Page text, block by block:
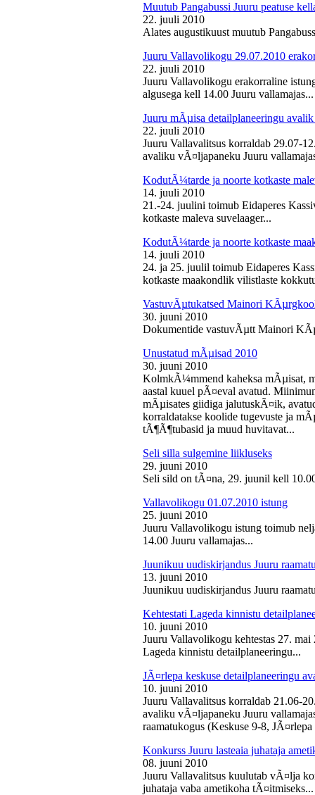
Muutub Pangabussi Juuru peatuse
22. juuli 2010
Alates augustikuust muutub
Juuru Vallavolikogu 29.07.2010
22. juuli 2010
Juuru Vallavolikogu erakorraline
algusega kell 14.00 Juuru vallamajas...
Juuru mÃµisa detailplaneeringu
22. juuli 2010
Juuru Vallavalitsus korraldab 29.07-
avaliku vÃ¤ljapaneku Juuru
KodutÃ¼tarde ja noorte kotkaste
14. juuli 2010
21.-24. juulini toimub Eidaperes
kotkaste maleva suvelaager...
KodutÃ¼tarde ja noorte kotkaste
14. juuli 2010
24. ja 25. juulil toimub Eidaperes
kotkaste maakondlik vilistlaste
VastuvÃµtukatsed Mainori
30. juuni 2010
Dokumentide vastuvÃµtt Mainori
Unustatud mÃµisad 2010
30. juuni 2010
KolmkÃ¼mmend kaheksa mÃµisat,
aastal kuuel pÃ¤eval avatud.
mÃµisates giidiga jalutuskÃ¤ik,
korraldatakse koolide tugevuste ja
tÃ¶Ã¶tubasid ja muud huvitavat...
Seli silla sulgemine liikluseks
29. juuni 2010
Seli sild on tÃ¤na, 29. juunil kell
Vallavolikogu 01.07.2010 istung
25. juuni 2010
Juuru Vallavolikogu istung toimub
14.00 Juuru vallamajas...
Juunikuu uudiskirjandus Juuru
13. juuni 2010
Juunikuu uudiskirjandus Juuru
Kehtestati Lageda kinnistu
10. juuni 2010
Juuru Vallavolikogu kehtestas 27.
Lageda kinnistu detailplaneeringu...
JÃ¤rlepa keskuse detailplaneeringu
10. juuni 2010
Juuru Vallavalitsus korraldab 21.06-
avaliku vÃ¤ljapaneku Juuru
raamatukogus (Keskuse 9-8,
Konkurss Juuru lasteaia juhataja
08. juuni 2010
Juuru Vallavalitsus kuulutab vÃ¤lja
juhataja vaba ametikoha tÃ¤itmiseks...